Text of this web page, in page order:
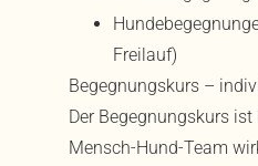
Freilauf)
Begegnungskurs –
Der Begegnungskurs
Mensch-Hund-Team